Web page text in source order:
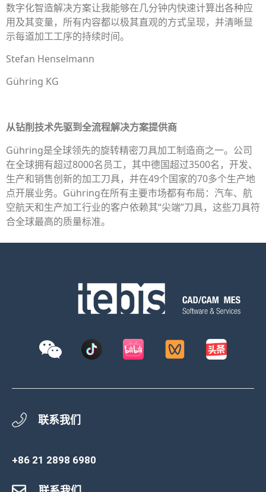
数字化智造解决方案让我能够在几分钟内快速计算出各种应
用及其变量，所有内容都以极其直观的方式呈现，并清晰显
示每道加工工序的持续时间。
Stefan Henselmann
Gühring KG
从钻削技术先驱到全流程解决方案提供商
Gühring是全球领先的旋转精密刀具加工制造商之一。公司
在全球拥有超过8000名员工，其中德国超过3500名，开发、
生产和销售创新的加工刀具，并在49个国家的70多个生产地
点开展业务。Gühring在所有主要市场都有布局：汽车、航
空航天和生产加工行业的客户依赖其“尖端”刀具，这些刀具符
合全球最高的质量标准。
联系我们
+86 21 2898 6980